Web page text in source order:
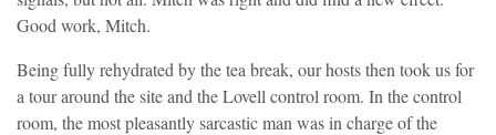
Good work, Mitch.
Being fully rehydrated by the tea break, our hosts then took us for
a tour around the site and the Lovell control room. In the control
room, the most pleasantly sarcastic man was in charge of the